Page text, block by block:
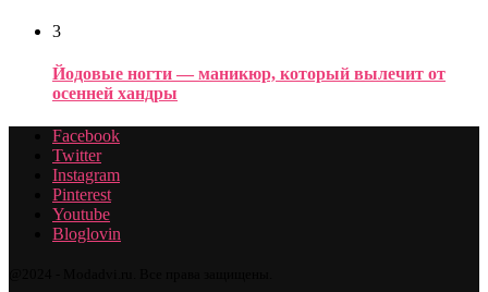
3
Йодовые ногти — маникюр, который вылечит от
осенней хандры
Facebook
Twitter
Instagram
Pinterest
Youtube
Bloglovin